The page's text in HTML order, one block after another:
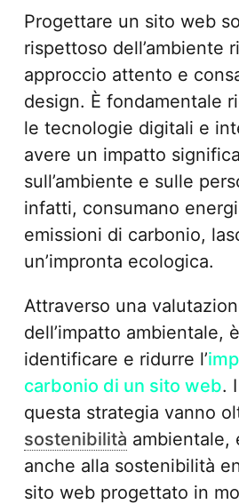
Progettare un sito web
rispettoso dell’ambiente
approccio attento e
design. È fondamentale
le tecnologie digitali e
avere un impatto
sull’ambiente e sulle
infatti, consumano
emissioni di carbonio,
un’impronta ecologica.
Attraverso una
dell’impatto ambientale,
identificare e ridurre l’
carbonio di un sito web.
questa strategia vanno
sostenibilità ambientale,
anche alla sostenibilità
sito web progettato in